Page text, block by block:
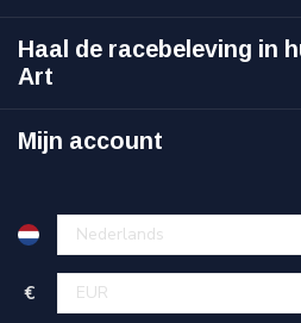
Haal de racebeleving in
Art
Mijn account
€